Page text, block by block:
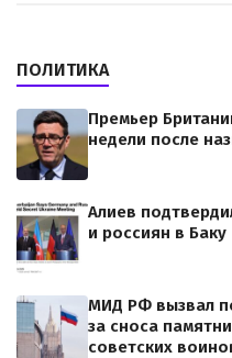
ПОЛИТИКА
Премьер
недели после
Алиев
и россиян в Баку
МИД РФ вызвал
за сноса
советских